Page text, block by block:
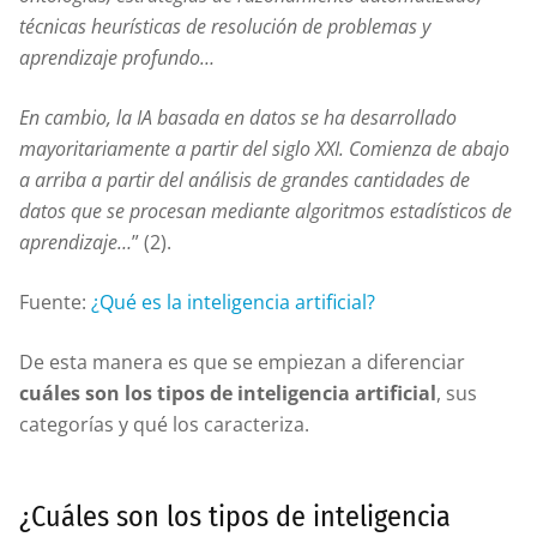
técnicas heurísticas de resolución de problemas y
aprendizaje profundo…
En cambio, la IA basada en datos se ha desarrollado
mayoritariamente a partir del siglo XXI. Comienza de abajo
a arriba a partir del análisis de grandes cantidades de
datos que se procesan mediante algoritmos estadísticos de
aprendizaje…” (2).
Fuente: ¿Qué es la inteligencia artificial?
De esta manera es que se empiezan a diferenciar
cuáles son los tipos de inteligencia artificial, sus
categorías y qué los caracteriza.
¿Cuáles son los tipos de inteligencia